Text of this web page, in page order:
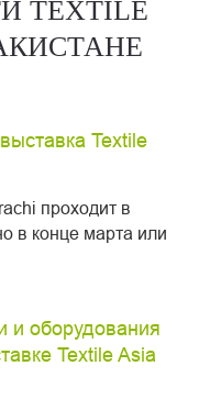
Textile
проходит в
в конце марта или
и оборудования
Textile Asia